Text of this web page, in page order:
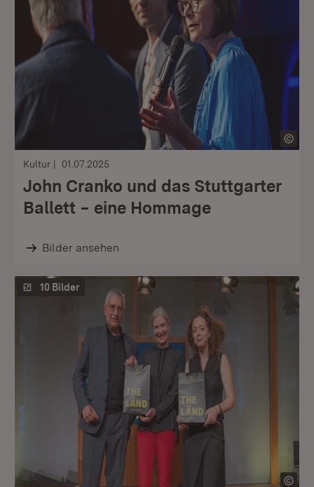
Kultur 01.07.2025
John Cranko und das Stuttgarter
Ballett − eine Hommage
Bilder ansehen
10 Bilder